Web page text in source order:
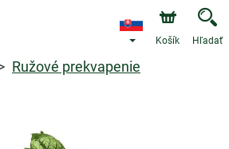
Košík Hľadať
Ružové prekvapenie